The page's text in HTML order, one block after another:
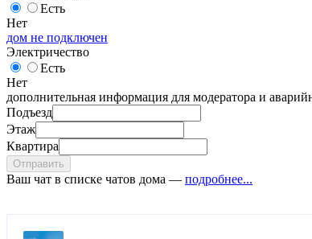
Есть
Нет
дом не подключен
Электричество
Есть
Нет
дополнительная информация для модератора и
Подъезд
Этаж
Квартира
Отправить
Ваш чат в списке чатов дома — подробнее...